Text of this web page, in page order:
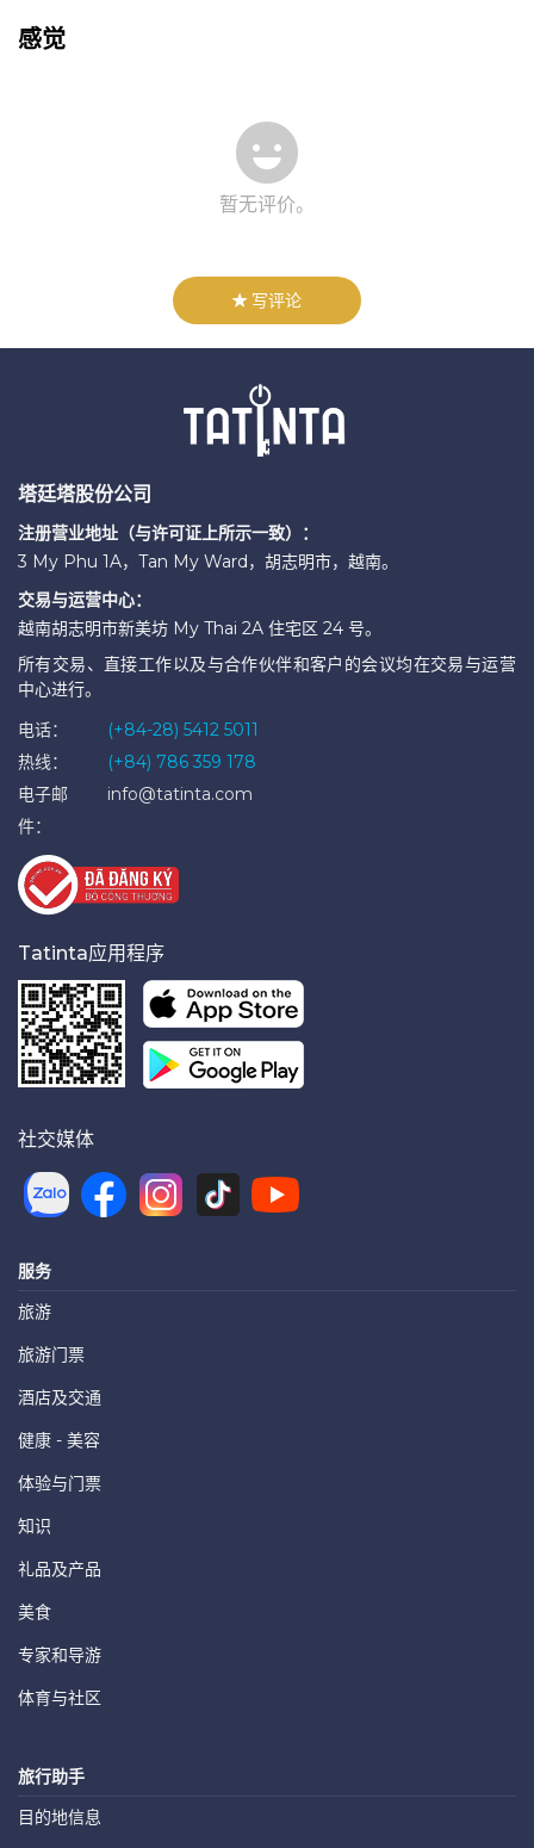
感觉
暂无评价。
写评论
塔廷塔股份公司
注册营业地址（与许可证上所示一致）：
3 My Phu 1A，Tan My Ward，胡志明市，越南。
交易与运营中心：
越南胡志明市新美坊 My Thai 2A 住宅区 24 号。
所有交易、直接工作以及与合作伙伴和客户的会议均在交易与运营
中心进行。
电话：
(+84-28) 5412 5011
热线：
(+84) 786 359 178
电子邮
件：
info@tatinta.com
Tatinta应用程序
社交媒体
服务
旅游
旅游门票
酒店及交通
健康 - 美容
体验与门票
知识
礼品及产品
美食
专家和导游
体育与社区
旅行助手
目的地信息